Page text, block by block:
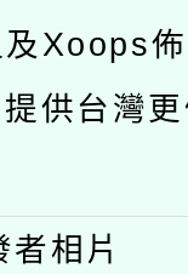
理「
節水達
星期六
系列
藝術
Xoops
供台灣
者相片